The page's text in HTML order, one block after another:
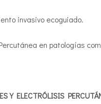
invasivo ecoguiado.
en patologías
Y ELECTRÓLISIS